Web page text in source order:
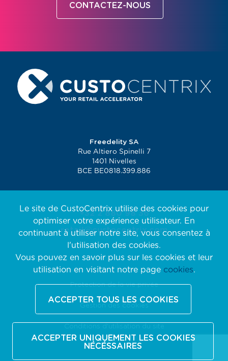
Le site de CustoCentrix utilise des cookies pour
optimiser votre expérience utilisateur. En
continuant à utiliser notre site, vous consentez à
l'utilisation des cookies.
Vous pouvez en savoir plus sur les cookies et leur
utilisation en visitant notre page cookies.
ACCEPTER TOUS LES COOKIES
ACCEPTER UNIQUEMENT LES COOKIES
NÉCÉSSAIRES
CONTACTEZ-NOUS
Freedelity SA
Rue Altiero Spinelli 7
1401 Nivelles
BCE BE0818.399.886
+32 2 880 98 36
retail@custocentrix.com
Protection de la vie privée
Gestion des cookies
Conditions d'utilisation du site